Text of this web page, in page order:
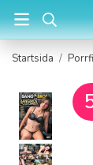
Startsida /